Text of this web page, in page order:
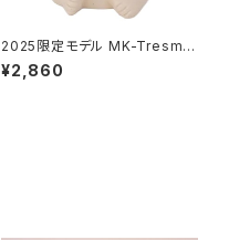
2025限定モデル MK-Tresme
r シロクマ貯金箱 マフラー付
き / MK-Tresmer
¥2,860